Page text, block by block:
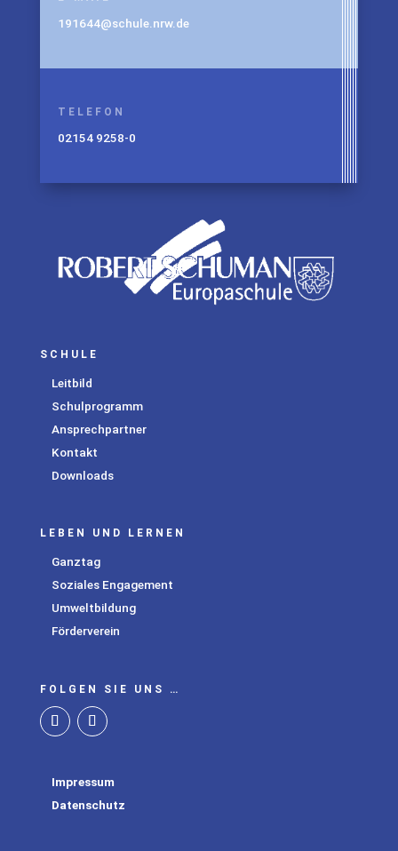
191644@schule.nrw.de
TELEFON
02154 9258-0
SCHULE
Leitbild
Schulprogramm
Ansprechpartner
Kontakt
Downloads
LEBEN UND LERNEN
Ganztag
Soziales Engagement
Umweltbildung
Förderverein
FOLGEN SIE UNS …
Impressum
Datenschutz